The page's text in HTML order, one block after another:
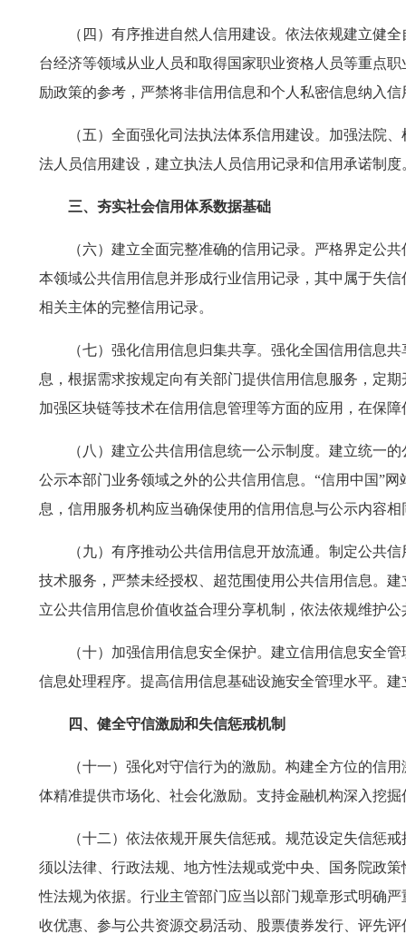
（四）有序推进自然人信用建设。依法依规建立健
台经济等领域从业人员和取得国家职业资格人员等重点
励政策的参考，严禁将非信用信息和个人私密信息纳入信
（五）全面强化司法执法体系信用建设。加强法院
法人员信用建设，建立执法人员信用记录和信用承诺制
三、夯实社会信用体系数据基础
（六）建立全面完整准确的信用记录。严格界定公
本领域公共信用信息并形成行业信用记录，其中属于失
相关主体的完整信用记录。
（七）强化信用信息归集共享。强化全国信用信息
息，根据需求按规定向有关部门提供信用信息服务，定
加强区块链等技术在信用信息管理等方面的应用，在保
（八）建立公共信用信息统一公示制度。建立统一
公示本部门业务领域之外的公共信用信息。“信用中国”
息，信用服务机构应当确保使用的信用信息与公示内容
（九）有序推动公共信用信息开放流通。制定公共
技术服务，严禁未经授权、超范围使用公共信用信息。
立公共信用信息价值收益合理分享机制，依法依规维护
（十）加强信用信息安全保护。建立信用信息安全
信息处理程序。提高信用信息基础设施安全管理水平。
四、健全守信激励和失信惩戒机制
（十一）强化对守信行为的激励。构建全方位的信
体精准提供市场化、社会化激励。支持金融机构深入挖
（十二）依法依规开展失信惩戒。规范设定失信惩
须以法律、行政法规、地方性法规或党中央、国务院政
性法规为依据。行业主管部门应当以部门规章形式明确
收优惠、参与公共资源交易活动、股票债券发行、评先